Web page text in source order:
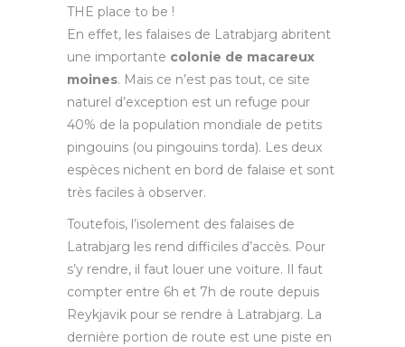
THE place to be !
En effet, les falaises de Latrabjarg abritent
une importante colonie de macareux
moines. Mais ce n’est pas tout, ce site
naturel d’exception est un refuge pour
40% de la population mondiale de petits
pingouins (ou pingouins torda). Les deux
espèces nichent en bord de falaise et sont
très faciles à observer.
Toutefois, l’isolement des falaises de
Latrabjarg les rend difficiles d’accès. Pour
s’y rendre, il faut louer une voiture. Il faut
compter entre 6h et 7h de route depuis
Reykjavik pour se rendre à Latrabjarg. La
dernière portion de route est une piste en